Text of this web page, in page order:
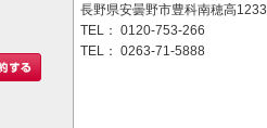
長野県安曇野市豊科南穂高1233
TEL： 0120-753-266
TEL： 0263-71-5888